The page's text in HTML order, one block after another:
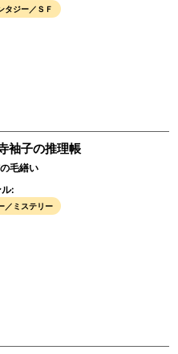
タジー／ＳＦ
袖子の推理帳
毛繕い
:
／ミステリー